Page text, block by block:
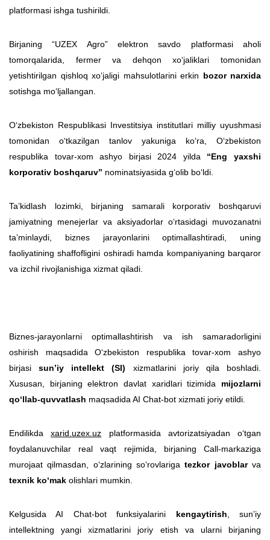
platformasi ishga tushirildi.
Birjaning “UZEX Agro” elektron savdo platformasi aholi
tomorqalarida, fermer va dehqon xo‘jaliklari tomonidan
yetishtirilgan qishloq xo‘jaligi mahsulotlarini erkin bozor narxida
sotishga mo‘ljallangan.
O‘zbekiston Respublikasi Investitsiya institutlari milliy uyushmasi
tomonidan o‘tkazilgan tanlov yakuniga ko‘ra, O‘zbekiston
respublika tovar-xom ashyo birjasi 2024 yilda “Eng yaxshi
korporativ boshqaruv” nominatsiyasida g‘olib bo‘ldi.
Taʼkidlash lozimki, birjaning samarali korporativ boshqaruvi
jamiyatning menejerlar va aksiyadorlar o‘rtasidagi muvozanatni
taʼminlaydi, biznes jarayonlarini optimallashtiradi, uning
faoliyatining shaffofligini oshiradi hamda kompaniyaning barqaror
va izchil rivojlanishiga xizmat qiladi.
Biznes-jarayonlarni optimallashtirish va ish samaradorligini
oshirish maqsadida O‘zbekiston respublika tovar-xom ashyo
birjasisunʼiy intellekt (SI) xizmatlarini joriy qila boshladi.
Xususan, birjaning elektron davlat xaridlari tizimida mijozlarni
qo‘llab-quvvatlash maqsadida AI Chat-bot xizmati joriy etildi.
Endilikdaxarid.uzex.uz platformasida avtorizatsiyadan o‘tgan
foydalanuvchilar real vaqt rejimida, birjaning Call-markaziga
murojaat qilmasdan, o‘zlarining so‘rovlarigatezkor javoblarva
texnik ko‘mak olishlari mumkin.
Kelgusida AI Chat-bot funksiyalarini kengaytirish, sunʼiy
intellektning yangi xizmatlarini joriy etish va ularni birjaning